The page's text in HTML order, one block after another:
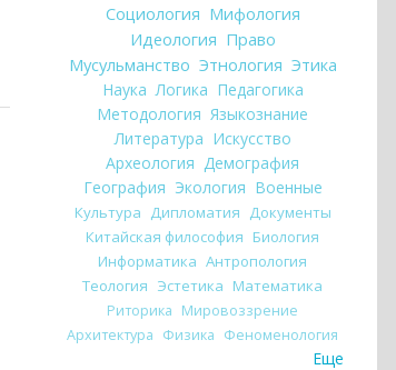
Социология Мифология
Идеология Право
Мусульманство Этнология Этика
Наука Логика Педагогика
Методология Языкознание
Литература Искусство
Археология Демография
География Экология Военные
Культура Дипломатия Документы
Китайская философия Биология
Информатика Антропология
Теология Эстетика Математика
Риторика Мировоззрение
Архитектура Физика Феноменология
Еще